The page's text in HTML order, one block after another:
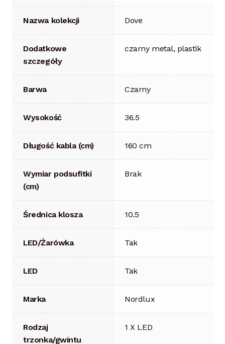
Nazwa kolekcji Dove
Dodatkowe
szczegóły
czarny metal, plastik
Barwa Czarny
Wysokość 36.5
Długość kabla (cm) 160 cm
Wymiar podsufitki
(cm)
Brak
Średnica klosza 10.5
LED/Żarówka Tak
LED Tak
Marka Nordlux
Rodzaj
trzonka/gwintu
1 X LED